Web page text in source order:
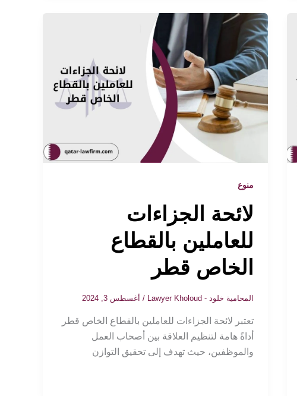
منوع
لائحة الجزاءات
للعاملين بالقطاع
الخاص قطر
المحامية خلود - Lawyer Kholoud / أغسطس 3, 2024
تعتبر لائحة الجزاءات للعاملين بالقطاع الخاص قطر
أداةً هامة لتنظيم العلاقة بين أصحاب العمل
والموظفين، حيث تهدف إلى تحقيق التوازن